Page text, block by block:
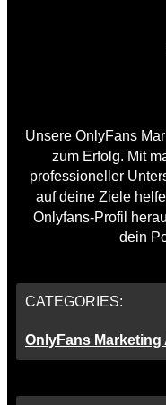
Unsere OnlyFans
zum Erfolg. Mit
professioneller
auf deine Ziele
Onlyfans-Profil
dein
CATEGORIES:
OnlyFans Marketing